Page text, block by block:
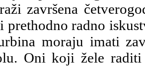
završena
prethodno radno
moraju imati
Oni koji žele raditi